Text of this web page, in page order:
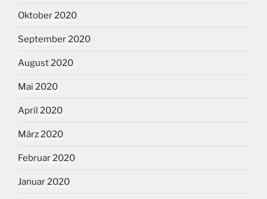
Oktober 2020
September 2020
August 2020
Mai 2020
April 2020
März 2020
Februar 2020
Januar 2020